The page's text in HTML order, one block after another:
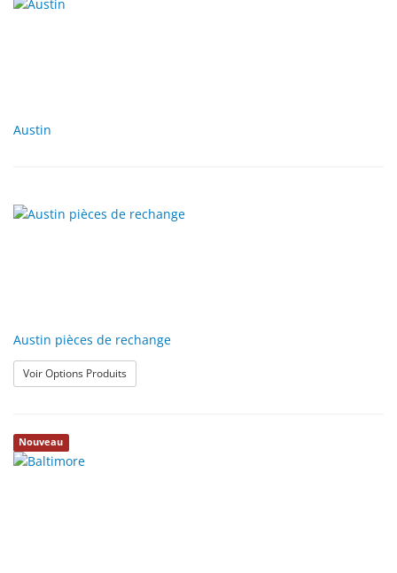
Austin
Austin pièces de rechange
Voir Options Produits: Austin pièces de rechange
Nouveau